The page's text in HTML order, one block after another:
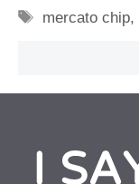
Tag
mercato chip,